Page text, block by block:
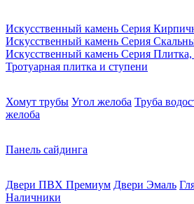
Искусственный камень Серия
Искусственный камень Серия
Искусственный камень Серия
Тротуарная плитка и ступени
Хомут трубы Угол желоба Труба
желоба
Панель сайдинга
Двери ПВХ Премиум Двери Эмаль
Наличники